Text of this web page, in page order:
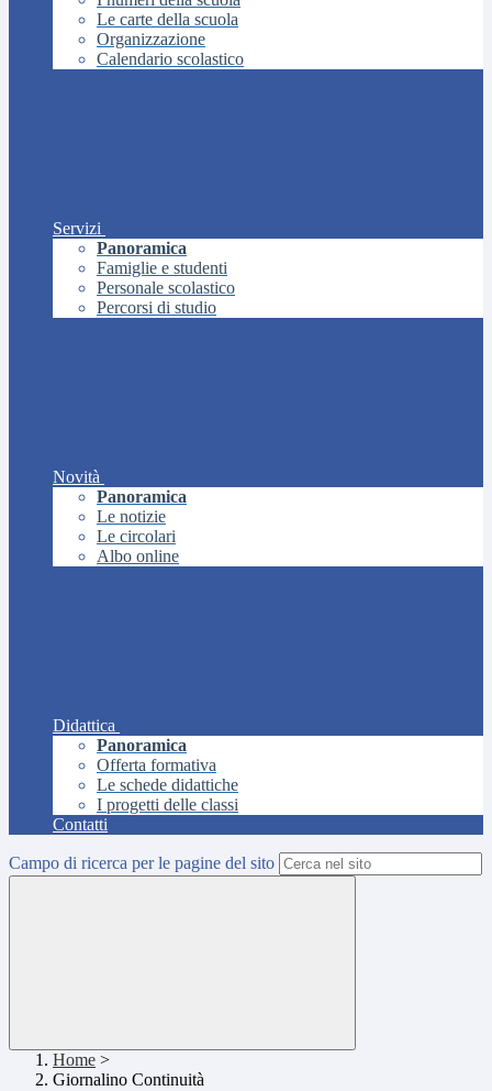
Le carte della scuola
Organizzazione
Calendario scolastico
Servizi
Panoramica
Famiglie e studenti
Personale scolastico
Percorsi di studio
Novità
Panoramica
Le notizie
Le circolari
Albo online
Didattica
Panoramica
Offerta formativa
Le schede didattiche
I progetti delle classi
Contatti
Campo di ricerca per le pagine del sito
Home >
Giornalino Continuità